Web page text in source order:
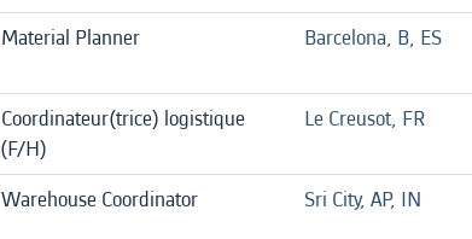
Material Planner Barcelona, B, ES
Coordinateur(trice) logistique
(F/H)
Le Creusot, FR
Warehouse Coordinator Sri City, AP, IN